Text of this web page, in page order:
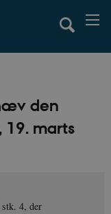
den
19. marts
4, der